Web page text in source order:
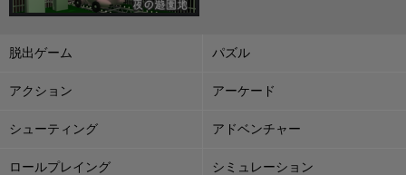
脱出ゲーム パズル
アクション アーケード
シューティング アドベンチャー
ロールプレイング シミュレーション